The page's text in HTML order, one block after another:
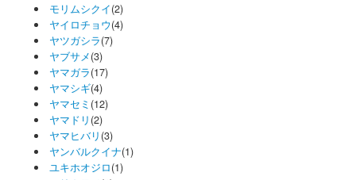
モリムシクイ(2)
ヤイロチョウ(4)
ヤツガシラ(7)
ヤブサメ(3)
ヤマガラ(17)
ヤマシギ(4)
ヤマセミ (12)
ヤマドリ (2)
ヤマヒバリ (3)
ヤンバルクイナ(1)
ユキホオジロ(1)